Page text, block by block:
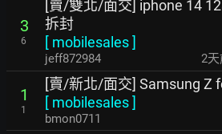
3
6
[賣/雙北/面交] iphone 14
拆封
[ mobilesales]
jeff872984 2
1
1
[賣/新北/面交] Samsung Z
[ mobilesales]
bmon0711